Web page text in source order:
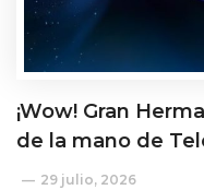
¡Wow! Gran
de la mano de
29 julio, 2026